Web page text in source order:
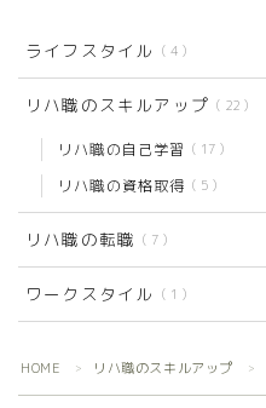
ライフスタイル 4
リハ職のスキルアップ 22
リハ職の自己学習 17
リハ職の資格取得 5
リハ職の転職 7
ワークスタイル 1
HOME ＞ リハ職のスキルアップ ＞